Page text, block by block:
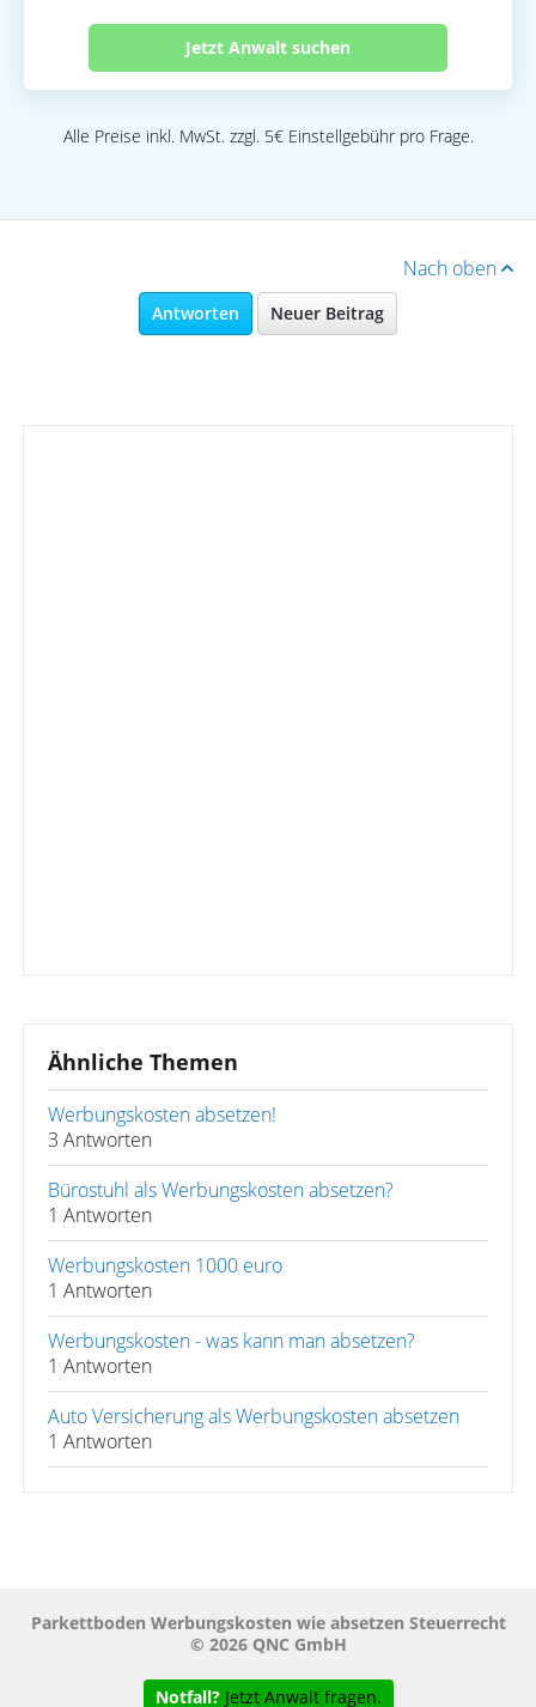
Jetzt Anwalt suchen
Alle Preise inkl. MwSt. zzgl. 5€ Einstellgebühr pro Frage.
Nach oben
Antworten Neuer Beitrag
Ähnliche Themen
Werbungskosten absetzen!
3 Antworten
Bürostuhl als Werbungskosten absetzen?
1 Antworten
Werbungskosten 1000 euro
1 Antworten
Werbungskosten - was kann man absetzen?
1 Antworten
Auto Versicherung als Werbungskosten absetzen
1 Antworten
Parkettboden Werbungskosten wie absetzen Steuerrecht
© 2026 QNC GmbH
Notfall? Jetzt Anwalt fragen.